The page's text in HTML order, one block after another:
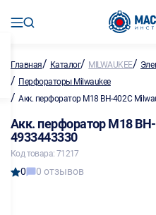
Главная/ Каталог/ MILWAUKEE/
/ Перфораторы Milwaukee
/ Акк. перфоратор M18 BH-402C
Акк. перфоратор M18
4933443330
Код товара: 71217
0 0 отзывов